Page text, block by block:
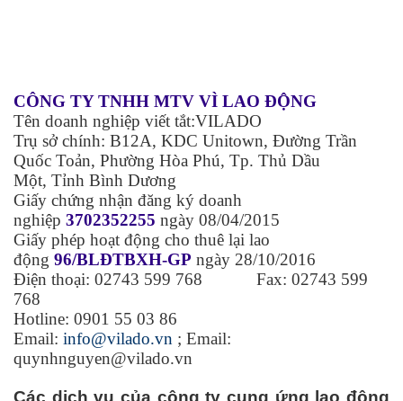
CÔNG TY TNHH MTV VÌ LAO ĐỘNG
Tên doanh nghiệp viết tắt:VILADO
Trụ sở chính: B12A, KDC Unitown, Đường Trần
Quốc Toản, Phường Hòa Phú, Tp. Thủ Dầu
Một, Tỉnh Bình Dương
Giấy chứng nhận đăng ký doanh
nghiệp 3702352255 ngày 08/04/2015
Giấy phép hoạt động cho thuê lại lao
động 96/BLĐTBXH-GP ngày 28/10/2016
Điện thoại: 02743 599 768 Fax: 02743 599
768
Hotline: 0901 55 03 86
Email: info@vilado.vn ; Email:
quynhnguyen@vilado.vn
Các dịch vụ của công ty cung ứng lao động